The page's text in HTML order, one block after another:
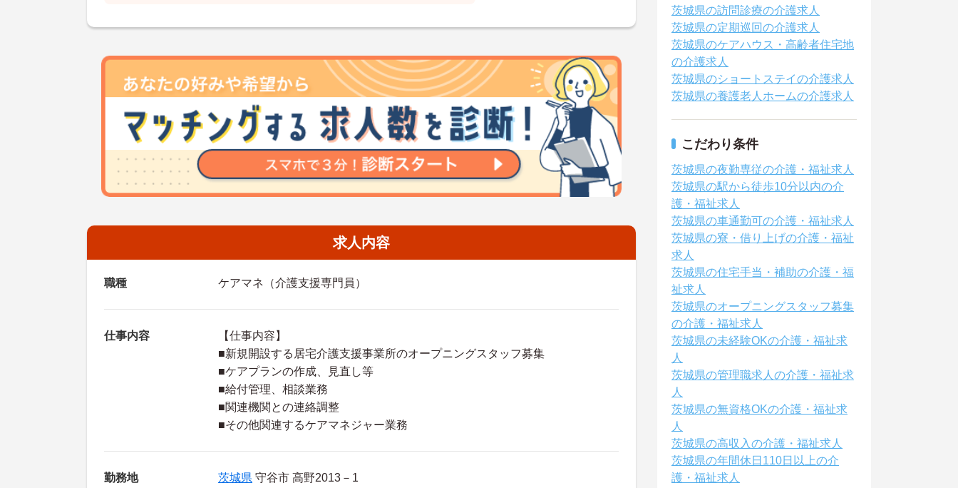
求人内容
職種 ケアマネ（介護支援専門員）
仕事内容
【仕事内容】
■新規開設する居宅介護支援事業所のオープニングスタッフ募集
■ケアプランの作成、見直し等
■給付管理、相談業務
■関連機関との連絡調整
■その他関連するケアマネジャー業務
勤務地 茨城県 守谷市 高野2013－1
茨城県の訪問診療の介護求人
茨城県の定期巡回の介護求人
茨城県のケアハウス・高齢者住宅地
の介護求人
茨城県のショートステイの介護求人
茨城県の養護老人ホームの介護求人
こだわり条件
茨城県の夜勤専従の介護・福祉求人
茨城県の駅から徒歩10分以内の介
護・福祉求人
茨城県の車通勤可の介護・福祉求人
茨城県の寮・借り上げの介護・福祉
求人
茨城県の住宅手当・補助の介護・福
祉求人
茨城県のオープニングスタッフ募集
の介護・福祉求人
茨城県の未経験OKの介護・福祉求
人
茨城県の管理職求人の介護・福祉求
人
茨城県の無資格OKの介護・福祉求
人
茨城県の高収入の介護・福祉求人
茨城県の年間休日110日以上の介
護・福祉求人